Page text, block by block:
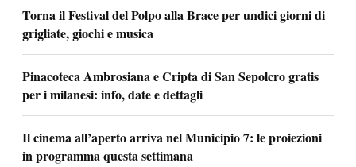
Torna il Festival del Polpo alla Brace per undici giorni di
grigliate, giochi e musica
Pinacoteca Ambrosiana e Cripta di San Sepolcro gratis
per i milanesi: info, date e dettagli
Il cinema all’aperto arriva nel Municipio 7: le proiezioni
in programma questa settimana